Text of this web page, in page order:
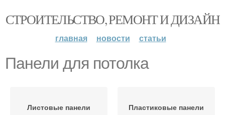
СТРОИТЕЛЬСТВО, РЕМОНТ И ДИЗАЙН
главная новости статьи
Панели для потолка
Листовые панели Пластиковые панели